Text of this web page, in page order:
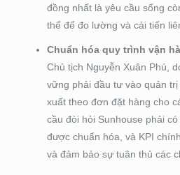
đồng nhất là yêu cầu sống
thể để đo lường và cải tiến
Chuẩn hóa quy trình vận
Chủ tịch Nguyễn Xuân Phú,
vững phải đầu tư vào quản
xuất theo đơn đặt hàng cho
cầu đòi hỏi Sunhouse phải
được chuẩn hóa, và KPI
và đảm bảo sự tuân thủ các